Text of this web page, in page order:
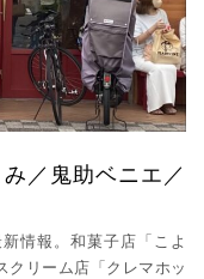
／鬼助ベニエ／
情報。和菓子店「こよ
クリーム店「クレマホッ